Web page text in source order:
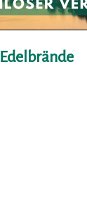
Edelbrände